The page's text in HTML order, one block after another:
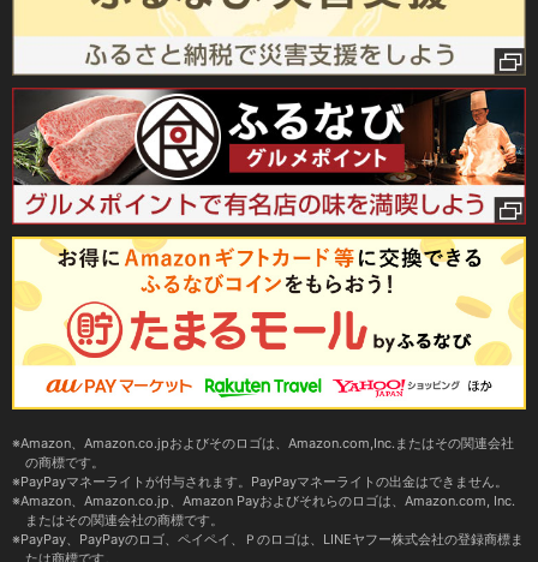
Amazon、Amazon.co.jpおよびそのロゴは、Amazon.com,Inc.またはその関連会社
の商標です。
PayPayマネーライトが付与されます。PayPayマネーライトの出金はできません。
Amazon、Amazon.co.jp、Amazon Payおよびそれらのロゴは、Amazon.com, Inc.
またはその関連会社の商標です。
PayPay、PayPayのロゴ、ペイペイ、Ｐのロゴは、LINEヤフー株式会社の登録商標ま
たは商標です。